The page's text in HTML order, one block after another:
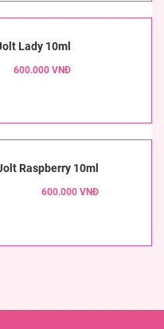
Lady 10ml
600.000 VNĐ
Raspberry 10ml
600.000 VNĐ